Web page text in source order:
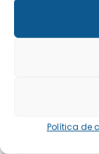
Política de